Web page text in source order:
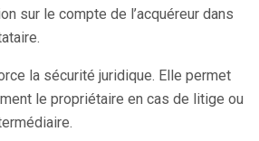
sur le compte de l’acquéreur dans
la sécurité juridique. Elle permet
le propriétaire en cas de litige ou